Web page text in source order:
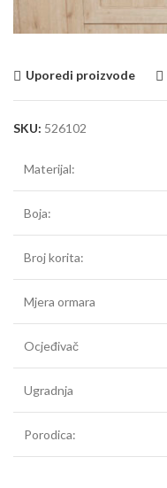
Uporedi proizvode
SKU: 526102
Materijal:
Boja:
Broj korita:
Mjera ormara
Ocjeđivač
Ugradnja
Porodica: